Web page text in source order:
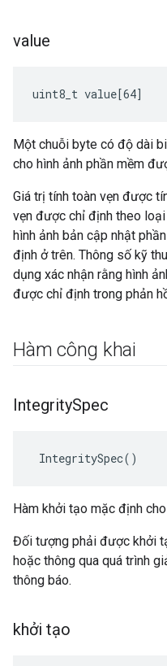
value
uint8_t value[64]
Một chuỗi byte có độ dài
cho hình ảnh phần mềm
Giá trị tính toàn vẹn được
vẹn được chỉ định theo
hình ảnh bản cập nhật
định ở trên. Thông số kỹ
dụng xác nhận rằng hình
được chỉ định trong phản
Hàm công khai
IntegritySpec
IntegritySpec()
Hàm khởi tạo mặc định cho
Đối tượng phải được khởi
hoặc thông qua quá trình
thông báo.
khởi tạo